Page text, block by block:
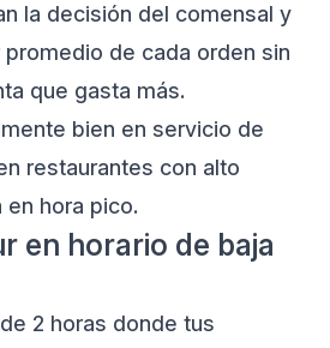
la decisión del comensal y
promedio de cada orden sin
que gasta más.
bien en servicio de
restaurantes con alto
hora pico.
en horario de baja
2 horas donde tus